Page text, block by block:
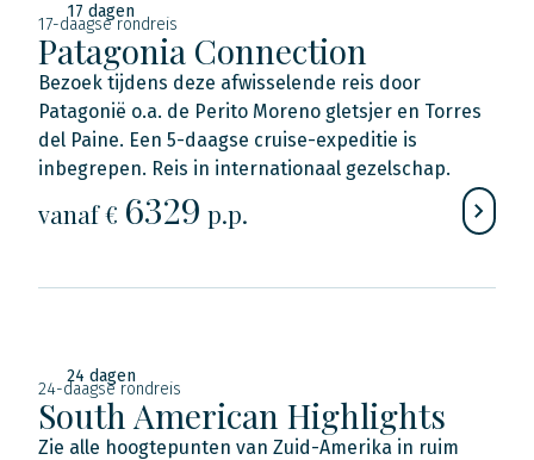
17 dagen
17-daagse rondreis
Patagonia Connection
Bezoek tijdens deze afwisselende reis door
Patagonië o.a. de Perito Moreno gletsjer en Torres
del Paine. Een 5-daagse cruise-expeditie is
inbegrepen. Reis in internationaal gezelschap.
vanaf € 6329 p.p.
24 dagen
24-daagse rondreis
South American Highlights
Zie alle hoogtepunten van Zuid-Amerika in ruim